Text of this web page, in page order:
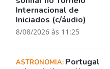
Internacional de
Iniciados (c/áudio)
8/08/2026 às 11:25
ASTRONOMIA: Portugal